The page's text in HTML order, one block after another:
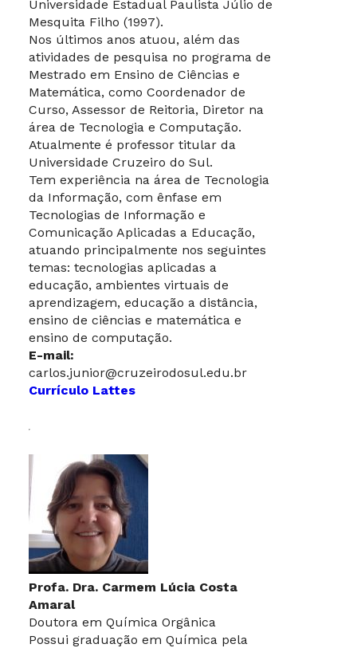
Universidade Estadual Paulista Júlio de
Mesquita Filho (1997).
Nos últimos anos atuou, além das
atividades de pesquisa no programa de
Mestrado em Ensino de Ciências e
Matemática, como Coordenador de
Curso, Assessor de Reitoria, Diretor na
área de Tecnologia e Computação.
Atualmente é professor titular da
Universidade Cruzeiro do Sul.
Tem experiência na área de Tecnologia
da Informação, com ênfase em
Tecnologias de Informação e
Comunicação Aplicadas a Educação,
atuando principalmente nos seguintes
temas: tecnologias aplicadas a
educação, ambientes virtuais de
aprendizagem, educação a distância,
ensino de ciências e matemática e
ensino de computação.
E-mail:
carlos.junior@cruzeirodosul.edu.br
Currículo Lattes
Profa. Dra. Carmem Lúcia Costa
Amaral
Doutora em Química Orgânica
Possui graduação em Química pela